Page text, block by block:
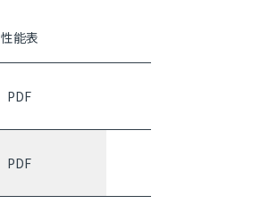
性能表
PDF
PDF